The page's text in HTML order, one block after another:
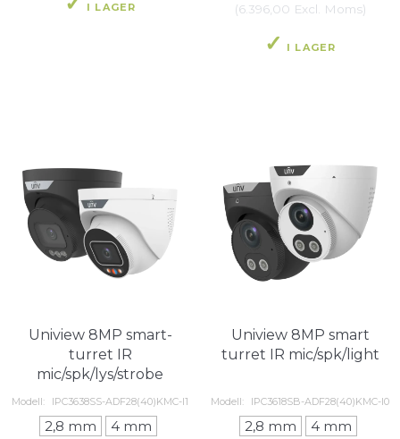
I LAGER
(6.396,00 Excl. Moms)
I LAGER
Uniview 8MP smart-
turret IR
mic/spk/lys/strobe
Modell: IPC3638SS-ADF28(40)KMC-I1
2,8 mm 4 mm
Uniview 8MP smart
turret IR mic/spk/light
Modell: IPC3618SB-ADF28(40)KMC-I0
2,8 mm 4 mm